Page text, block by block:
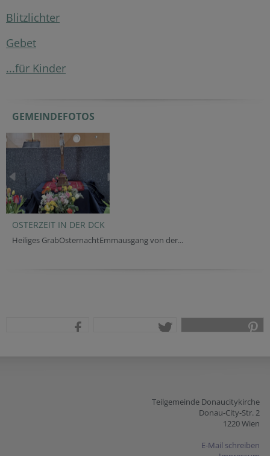
Blitzlichter
Gebet
...für Kinder
GEMEINDEFOTOS
OSTERZEIT IN DER DCK
Heiliges GrabOsternachtEmmausgang von der...
Teilgemeinde Donaucitykirche
Donau-City-Str. 2
1220 Wien
E-Mail schreiben